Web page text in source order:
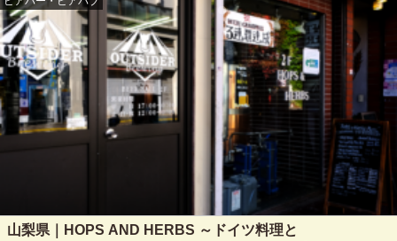
山梨県｜HOPS AND HERBS ～ドイツ料理と